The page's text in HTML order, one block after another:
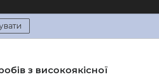
з високоякісної